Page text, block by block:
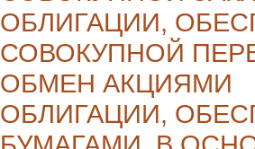
ОБЛИГАЦИИ,
СОВОКУПНОЙ
ОБМЕН АКЦИЯМИ
ОБЛИГАЦИИ,